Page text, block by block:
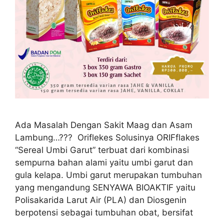
Ada Masalah Dengan Sakit Maag dan Asam
Lambung…??? Oriflekes Solusinya ORIFflakes
“Sereal Umbi Garut” terbuat dari kombinasi
sempurna bahan alami yaitu umbi garut dan
gula kelapa. Umbi garut merupakan tumbuhan
yang mengandung SENYAWA BIOAKTIF yaitu
Polisakarida Larut Air (PLA) dan Diosgenin
berpotensi sebagai tumbuhan obat, bersifat